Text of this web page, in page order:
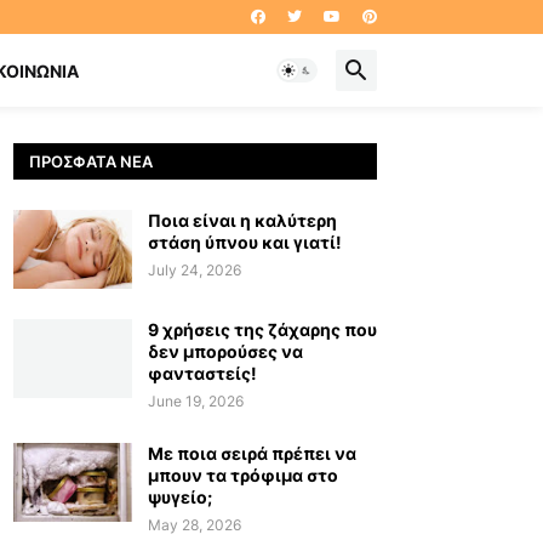
ΠΡΌΣΦΑΤΑ ΝΈΑ
Ποια είναι η καλύτερη
στάση ύπνου και γιατί!
July 24, 2026
9 χρήσεις της ζάχαρης που
δεν μπορούσες να
φανταστείς!
June 19, 2026
Με ποια σειρά πρέπει να
μπουν τα τρόφιμα στο
ψυγείο;
May 28, 2026